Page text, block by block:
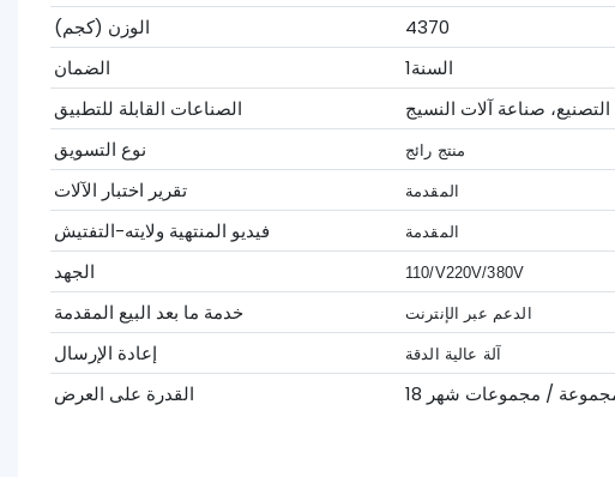
الوزن (كجم)
4370
الضمان
السنة1
الصناعات القابلة للتطبيق
صناعة آلات النسيج
نوع التسويق
منتج رائج
تقرير اختبار الآلات المقدمة
فيديو المنتهية ولايته-التفتيش المقدمة
الجهد 110/V220V/380V
خدمة ما بعد البيع المقدمة الدعم عبر الإنترنت
إعادة الإرسال آلة عالية الدقة
القدرة على العرض